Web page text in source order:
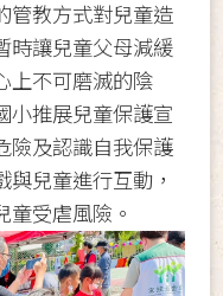
管教方式對兒童造
時讓兒童父母減緩
上不可磨滅的陰
小推展兒童保護宣
險及認識自我保護
兒童進行互動，
童受虐風險。